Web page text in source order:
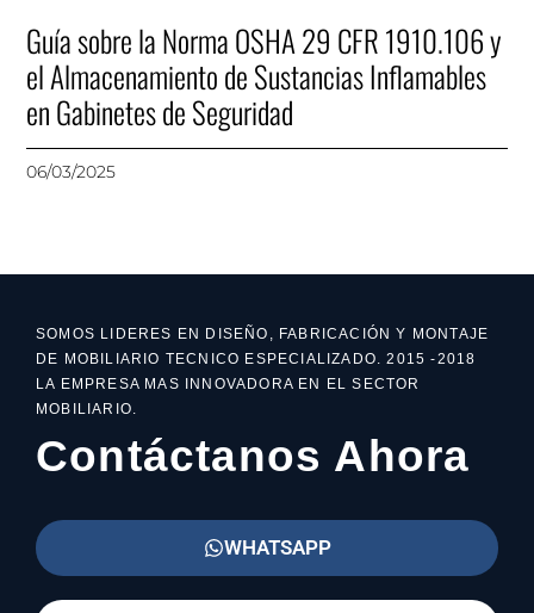
Guía sobre la Norma OSHA 29 CFR 1910.106 y
el Almacenamiento de Sustancias Inflamables
en Gabinetes de Seguridad
06/03/2025
SOMOS LIDERES EN DISEÑO, FABRICACIÓN Y MONTAJE
DE MOBILIARIO TECNICO ESPECIALIZADO. 2015 -2018
LA EMPRESA MAS INNOVADORA EN EL SECTOR
MOBILIARIO.
Contáctanos Ahora
WHATSAPP